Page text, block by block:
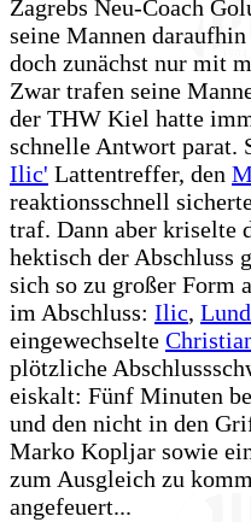
Zagrebs Neu-Coach
seine Mannen
doch zunächst nur mit
Zwar trafen seine
der THW Kiel hatte
schnelle Antwort parat.
Ilic' Lattentreffer, den
reaktionsschnell
traf. Dann aber kriselte
hektisch der Abschluss
sich so zu großer Form
im Abschluss: Ilic,
eingewechselte
plötzliche
eiskalt: Fünf Minuten
und den nicht in den
Marko Kopljar sowie
zum Ausgleich zu
angefeuert...